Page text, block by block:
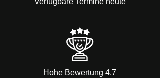
Hohe Bewertung 4,7